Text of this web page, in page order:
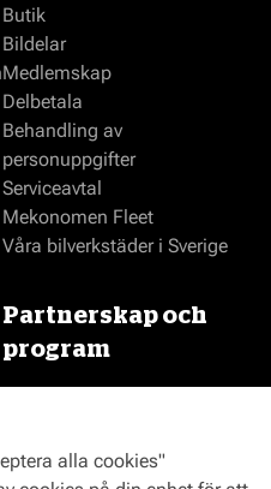
Butik
Bildelar
Medlemskap
Delbetala
Behandling av
personuppgifter
Serviceavtal
Mekonomen Fleet
Våra bilverkstäder i Sverige
Partnerskap och
program
Prisgarantialla cookies"